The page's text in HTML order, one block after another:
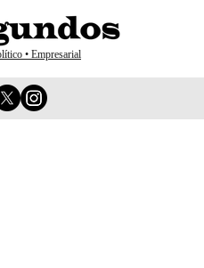
• Empresarial